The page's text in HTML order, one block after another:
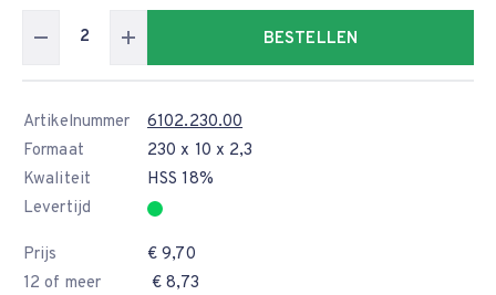
BESTELLEN
Artikelnummer
6102.230.00
Formaat
230 x 10 x 2,3
Kwaliteit
HSS 18%
Levertijd
Prijs
€ 9,70
12 of meer
€ 8,73